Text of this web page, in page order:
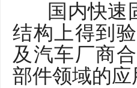
国内快速固
结构上得到
及汽车厂商
部件领域的应